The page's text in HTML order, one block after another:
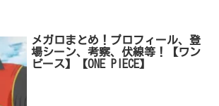
メガロまとめ！プロフィール、登
場シーン、考察、伏線等！【ワン
ピース】【ONE PIECE】